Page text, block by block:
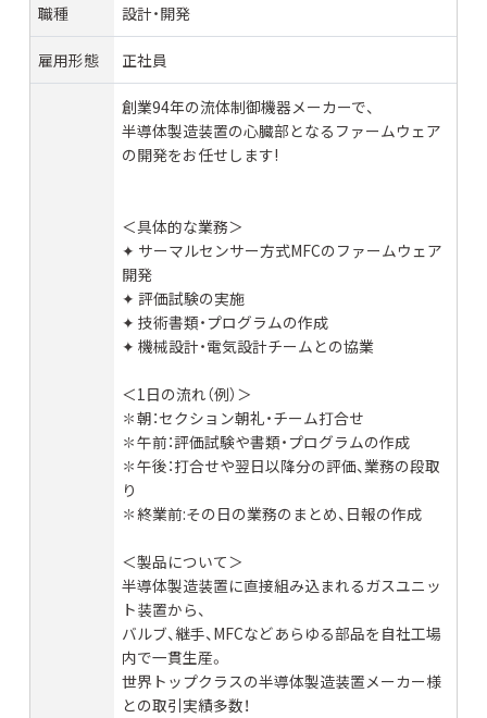
職種 設計・開発
雇用形態 正社員
創業94年の流体制御機器メーカーで、
半導体製造装置の心臓部となるファームウェア
の開発をお任せします!
＜具体的な業務＞
✦ サーマルセンサー方式MFCのファームウェア
開発
✦ 評価試験の実施
✦ 技術書類・プログラムの作成
✦ 機械設計・電気設計チームとの協業
＜1日の流れ（例）＞
✽朝：セクション朝礼・チーム打合せ
✽午前：評価試験や書類・プログラムの作成
✽午後：打合せや翌日以降分の評価、業務の段取
り
✽終業前:その日の業務のまとめ、日報の作成
＜製品について＞
半導体製造装置に直接組み込まれるガスユニッ
ト装置から、
バルブ、継手、MFCなどあらゆる部品を自社工場
内で一貫生産。
世界トップクラスの半導体製造装置メーカー様
との取引実績多数！